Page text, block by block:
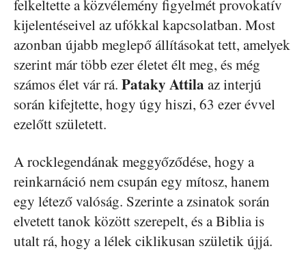
felkeltette a közvélemény figyelmét provokatív
kijelentéseivel az ufókkal kapcsolatban. Most
azonban újabb meglepő állításokat tett, amelyek
szerint már több ezer életet élt meg, és még
számos élet vár rá. Pataky Attila az interjú
során kifejtette, hogy úgy hiszi, 63 ezer évvel
ezelőtt született.
A rocklegendának meggyőződése, hogy a
reinkarnáció nem csupán egy mítosz, hanem
egy létező valóság. Szerinte a zsinatok során
elvetett tanok között szerepelt, és a Biblia is
utalt rá, hogy a lélek ciklikusan születik újjá.